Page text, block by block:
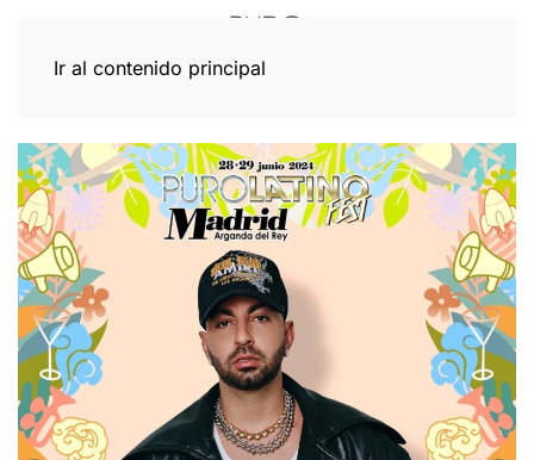
Ir al contenido principal